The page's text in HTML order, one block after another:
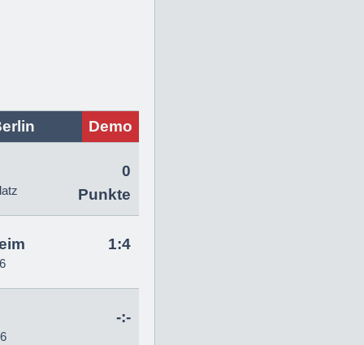
Demo
0
Punkte
1:4
-:-